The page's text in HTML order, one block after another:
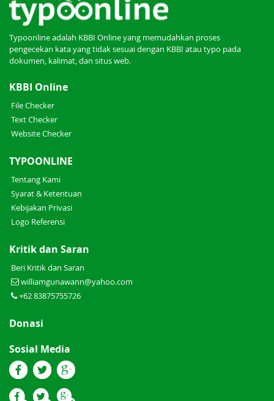
Typoonline adalah KBBI Online yang memudahkan proses
pengecekan kata yang tidak sesuai dengan KBBI atau typo pada
dokumen, kalimat, dan situs web.
KBBI Online
File Checker
Text Checker
Website Checker
TYPOONLINE
Tentang Kami
Syarat & Ketentuan
Kebijakan Privasi
Logo Referensi
Kritik dan Saran
Beri Kritik dan Saran
williamgunawann@yahoo.com
+62 83875755726
Donasi
Sosial Media